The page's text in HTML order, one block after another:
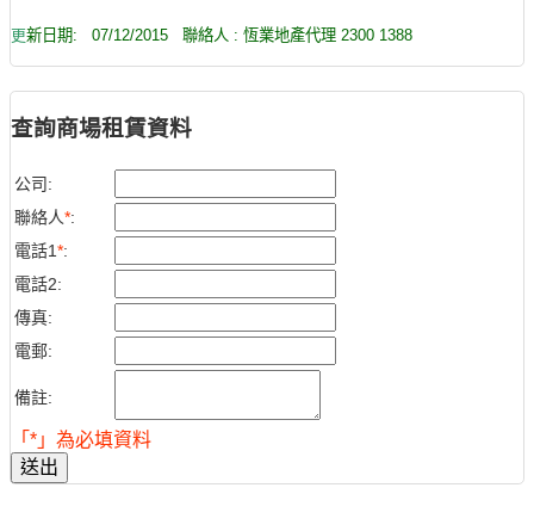
更新日期: 07/12/2015 聯絡人 : 恆業地產代理 2300 1388
查詢商場租賃資料
公司:
聯絡人*:
電話1*:
電話2:
傳真:
電郵:
備註:
「*」為必填資料
送出